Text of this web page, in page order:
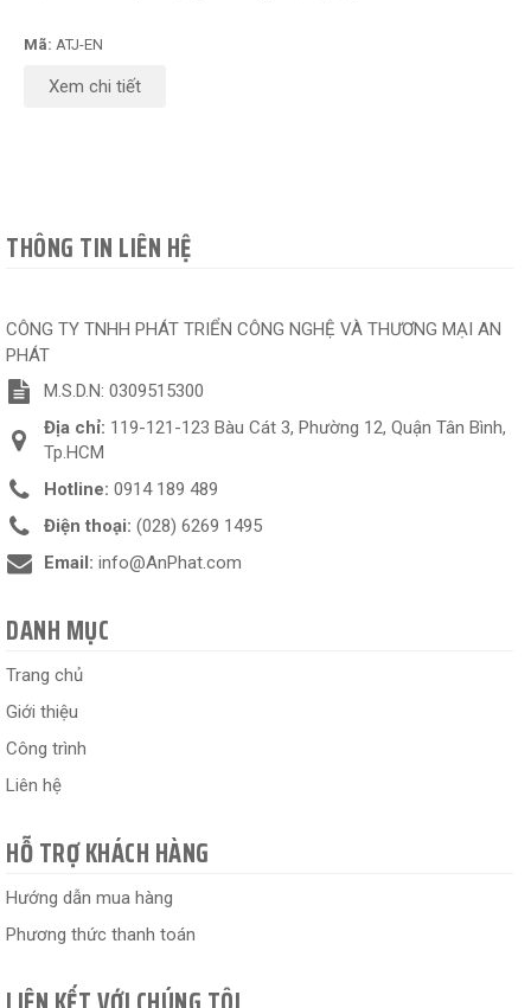
Mã: ATJ-EN
Xem chi tiết
THÔNG TIN LIÊN HỆ
CÔNG TY TNHH PHÁT TRIỂN CÔNG NGHỆ VÀ THƯƠNG MẠI AN
PHÁT
M.S.D.N: 0309515300
Địa chỉ: 119-121-123 Bàu Cát 3, Phường 12, Quận Tân Bình,
Tp.HCM
Hotline: 0914 189 489
Điện thoại: (028) 6269 1495
Email: info@AnPhat.com
DANH MỤC
Trang chủ
Giới thiệu
Công trình
Liên hệ
HỖ TRỢ KHÁCH HÀNG
Hướng dẫn mua hàng
Phương thức thanh toán